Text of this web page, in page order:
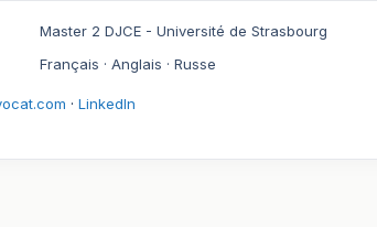
Master 2 DJCE - Université de Strasbourg
Français · Anglais · Russe
· LinkedIn